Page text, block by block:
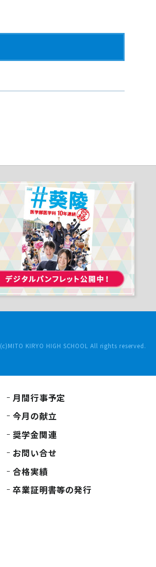
(c)MITO KIRYO HIGH SCHOOL All rights reserved.
月間行事予定
今月の献立
奨学金関連
お問い合せ
合格実績
卒業証明書等の発行